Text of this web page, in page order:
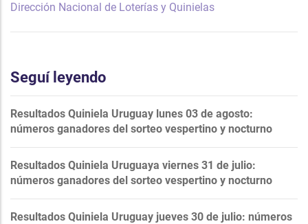
Dirección Nacional de Loterías y Quinielas
Seguí leyendo
Resultados Quiniela Uruguay lunes 03 de agosto:
números ganadores del sorteo vespertino y nocturno
Resultados Quiniela Uruguaya viernes 31 de julio:
números ganadores del sorteo vespertino y nocturno
Resultados Quiniela Uruguay jueves 30 de julio: números